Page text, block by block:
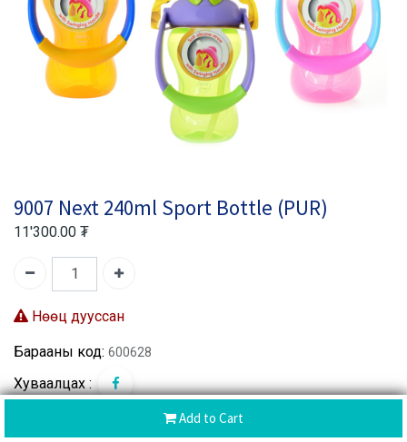
Add to Cart
9007 Next 240ml Sport Bottle (PUR)
11'300.00 ₮
Нөөц дууссан
Барааны код: 600628
Хуваалцах :